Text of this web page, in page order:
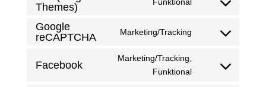
Themes)
Consent
service
(elegant-
Google
reCAPTCHA
Marketing/Tracking
Consent
service
Facebook
Marketing/Tracking,
Funktional
Consent